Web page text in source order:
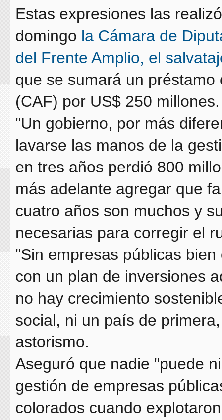
Estas expresiones las
domingo la Cámara de
del Frente Amplio, el
que se sumará un
(CAF) por US$ 250 millones.
"Un gobierno, por más
lavarse las manos de la
en tres años perdió 800
más adelante agregar que
cuatro años son muchos y
necesarias para corregir el
"Sin empresas públicas
con un plan de inversiones
no hay crecimiento
social, ni un país de
astorismo.
Aseguró que nadie "puede
gestión de empresas
colorados cuando